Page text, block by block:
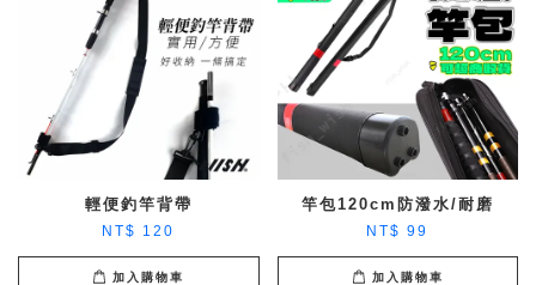
輕便釣竿背帶
NT$ 120
加入購物車
竿包120cm防潑水/耐磨
NT$ 99
加入購物車